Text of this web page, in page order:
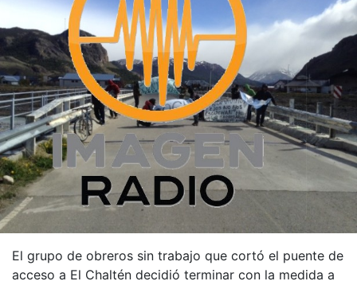
El grupo de obreros sin trabajo que cortó el puente de
acceso a El Chaltén decidió terminar con la medida a